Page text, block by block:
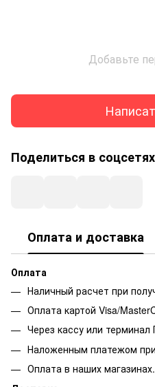
Добавьте
Поделиться в соцсетях
Оплата и доставка
Оплата
Наличный расчет при
Оплата картой Visa/
Через кассу или терминал
Наложенным платежом
Оплата в наших магазинах.